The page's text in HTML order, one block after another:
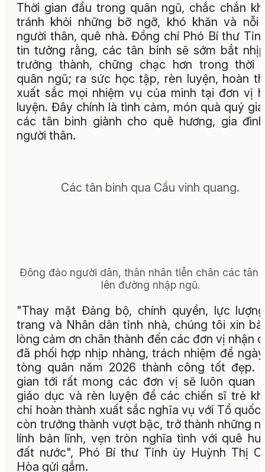
Thời gian đầu trong quân ngũ, chắc chắn
tránh khỏi những bỡ ngỡ, khó khăn và nỗi
người thân, quê nhà. Đồng chí Phó Bí thư
tin tưởng rằng, các tân binh sẽ sớm bắt
trưởng thành, chững chạc hơn trong thời
quân ngũ; ra sức học tập, rèn luyện, hoàn
xuất sắc mọi nhiệm vụ của minh tại đơn vị
luyện. Đây chính là tình cảm, món quà quý
các tân binh giành cho quê hương, gia
người thân.
Các tân binh qua Cầu vinh quang.
Đông đảo người dân, thân nhân tiễn chân các tân
lên đường nhập ngũ.
"Thay mặt Đảng bộ, chính quyền, lực
trang và Nhân dân tỉnh nhà, chúng tôi xin
lòng cảm ơn chân thành đến các đơn vị nhận
đã phối hợp nhịp nhàng, trách nhiệm để
tòng quân năm 2026 thành công tốt đẹp.
gian tới rất mong các đơn vị sẽ luôn quan
giáo dục và rèn luyện để các chiến sĩ trẻ
chỉ hoàn thành xuất sắc nghĩa vụ với Tổ
còn trưởng thành vượt bậc, trở thành những
lính bản lĩnh, vẹn tròn nghĩa tình với quê
đất nước", Phó Bí thư Tỉnh ủy Huỳnh Thị
Hòa gửi gắm.